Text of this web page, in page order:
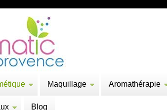
Maquillage Aromathérapie
Blog